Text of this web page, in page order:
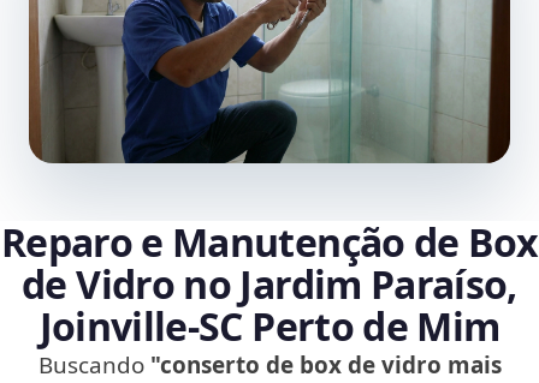
Reparo e Manutenção de Box
de Vidro no Jardim Paraíso,
Joinville‑SC Perto de Mim
Buscando "conserto de box de vidro mais